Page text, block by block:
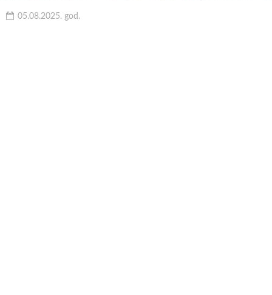
05.08.2025. god.